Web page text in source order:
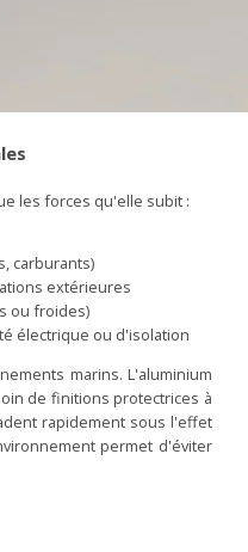
les forces qu'elle subit :
carburants)
extérieures
ou froides)
électrique ou d'isolation
marins. L'aluminium
de finitions protectrices à
rapidement sous l'effet
permet d'éviter